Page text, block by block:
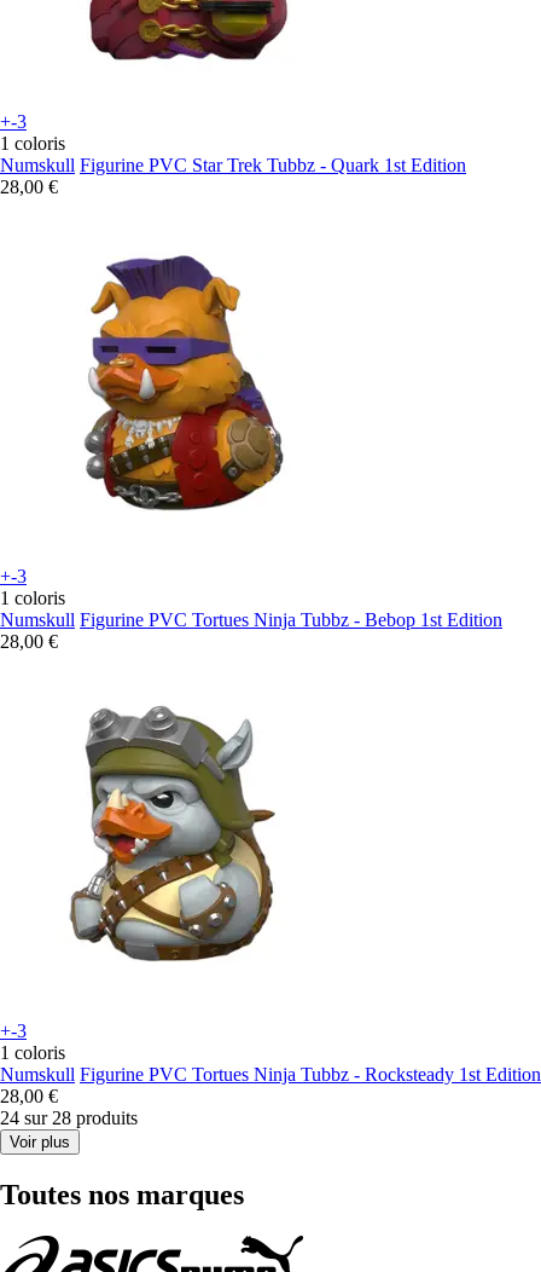
+-3
1 coloris
Numskull Figurine PVC Star Trek Tubbz - Quark 1st Edition
28,00 €
+-3
1 coloris
Numskull Figurine PVC Tortues Ninja Tubbz - Bebop 1st Edition
28,00 €
+-3
1 coloris
Numskull Figurine PVC Tortues Ninja Tubbz - Rocksteady 1st Edition
28,00 €
24 sur 28 produits
Voir plus
Toutes nos marques